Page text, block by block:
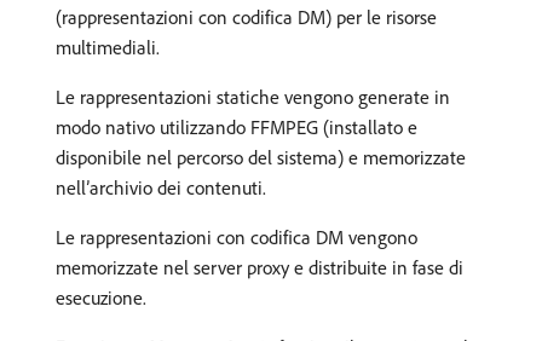
(rappresentazioni con codifica DM) per le risorse
multimediali.
Le rappresentazioni statiche vengono generate in
modo nativo utilizzando FFMPEG (installato e
disponibile nel percorso del sistema) e memorizzate
nell’archivio dei contenuti.
Le rappresentazioni con codifica DM vengono
memorizzate nel server proxy e distribuite in fase di
esecuzione.